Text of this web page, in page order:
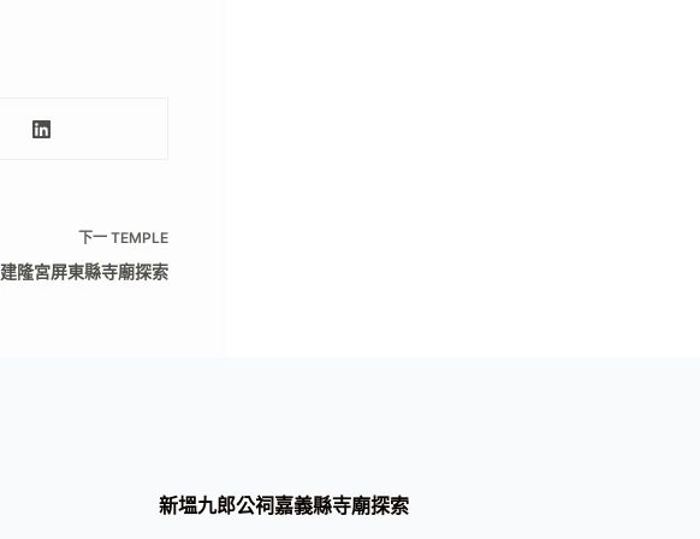
下一 TEMPLE
建隆宮屏東縣寺廟探索
新塭九郎公祠嘉義縣寺廟探索